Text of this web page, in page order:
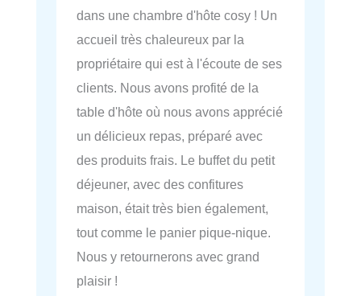
dans une chambre d'hôte cosy ! Un
accueil très chaleureux par la
propriétaire qui est à l'écoute de ses
clients. Nous avons profité de la
table d'hôte où nous avons apprécié
un délicieux repas, préparé avec
des produits frais. Le buffet du petit
déjeuner, avec des confitures
maison, était très bien également,
tout comme le panier pique-nique.
Nous y retournerons avec grand
plaisir !